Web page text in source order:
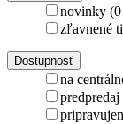
novinky
zľavnené
Dostupnosť
na